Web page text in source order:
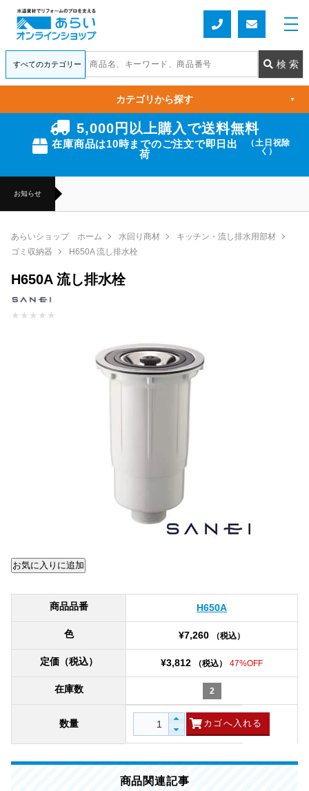
5,000円以上購入で送料無料
在庫商品は10時までのご注文で即日出
荷
（土日祝除
く）
お知らせ
カテゴリから探す ▼
あらいショップ ホーム 水回り商材
キッチン・流し排水用部材
ゴミ収納器
H650A 流し排水栓
H650A 流し排水栓
★ ★ ★ ★ ★
商品品番 H650A
色 ¥7,260 （税込）
定価（税込） ¥3,812 （税込） 47%OFF
在庫数 2
数量
商品関連記事